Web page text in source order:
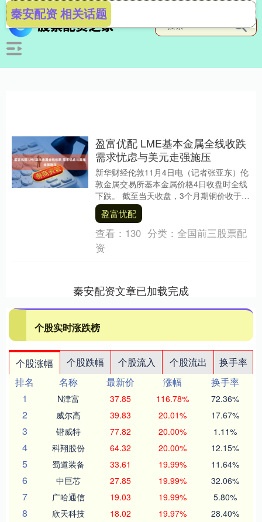
秦安配资 相关话题
盈富优配 LME基本金属全线收跌
需求忧虑与美元走强施压
新华财经伦敦11月4日电（记者张亚东）伦
敦金属交易所基本金属价格4日收盘时全线
下跌。 截至当天收盘，3个月期铜价收于每
吨10649.00美元，比前一个交易日的收....
盈富忧配
查看： 130 分类： 全国前三股票配
资
秦安配资文章已加载完成
个股实时涨跌榜
个股涨幅 个股跌幅 个股流入 个股流出
换手率
排名
名称 最新价 涨幅
换手率
1
N津富 37.85 116.78% 72.36%
2 威尔高 39.83 20.01% 17.67%
3 锴威特 77.82 20.00% 1.11%
4 科翔股份 64.32 20.00% 12.15%
5 蜀道装备 33.61 19.99% 11.64%
6 中巨芯 27.85 19.99% 32.06%
7 广哈通信 19.03 19.99% 5.80%
8 欣天科技 18.02 19.97% 28.40%